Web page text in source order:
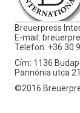
Breuerpress
E-mail:
Telefon: +36 30
Cím: 1136
Pannónia utca
©2016